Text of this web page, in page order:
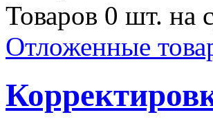
Товаров 0 шт. на
Отложенные